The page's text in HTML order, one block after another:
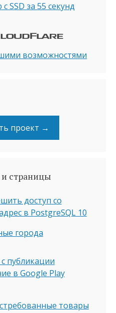
SSD за 55 секунд
возможностями
проект →
страницы
доступ со
в PostgreSQL 10
города
публикации
в Google Play
товары